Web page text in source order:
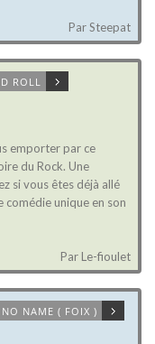
Par Steepat
ROLL
emporter par ce
du Rock. Une
si vous êtes déjà allé
comédie unique en son
Par Le-fioulet
NAME ( FOIX )